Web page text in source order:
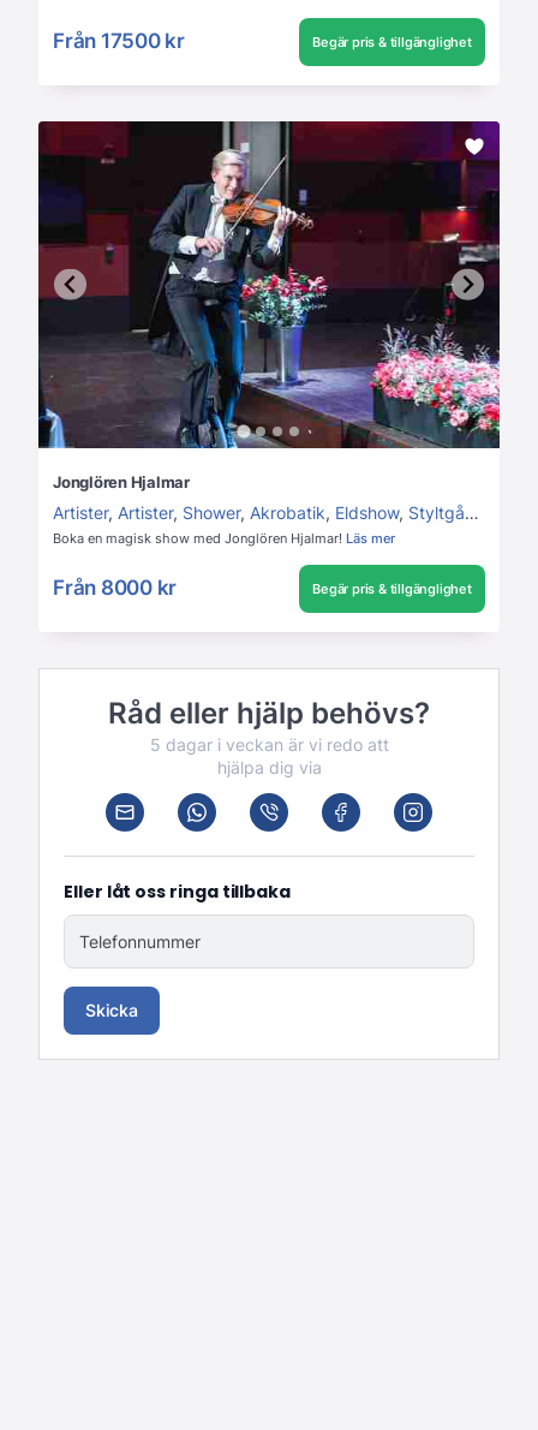
Från 17500 kr Begär pris & tillgänglighet
Jonglören Hjalmar
Artister, Artister, Shower, Akrobatik, Eldshow, Styltgångare
Boka en magisk show med Jonglören Hjalmar! Läs mer
Från 8000 kr Begär pris & tillgänglighet
Råd eller hjälp behövs?
5 dagar i veckan är vi redo att
hjälpa dig via
Eller låt oss ringa tillbaka
Telefonnummer
Skicka